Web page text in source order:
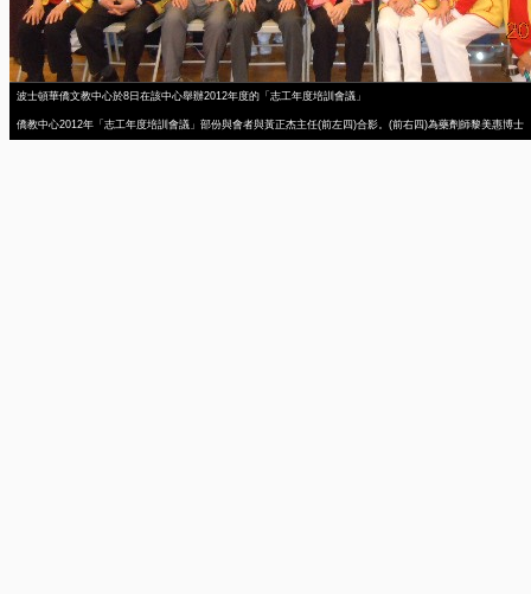
波士頓華僑文教中心於8日在該中心舉辦2012年度的「志工年度培訓會議」
僑教中心2012年「志工年度培訓會議」部份與會者與黃正杰主任(前左四)合影。(前右四)為藥劑師黎美惠博士